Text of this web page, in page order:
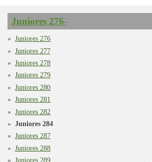
Juniores 276-
Juniores 276
Juniores 277
Juniores 278
Juniores 279
Juniores 280
Juniores 281
Juniores 282
Juniores 284
Juniores 287
Juniores 288
Juniores 289